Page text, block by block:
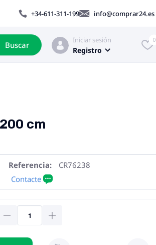
+34-611-311-199 info@comprar24.es
Buscar
Iniciar sesión
Registro
0
cm
Referencia:
CR76238